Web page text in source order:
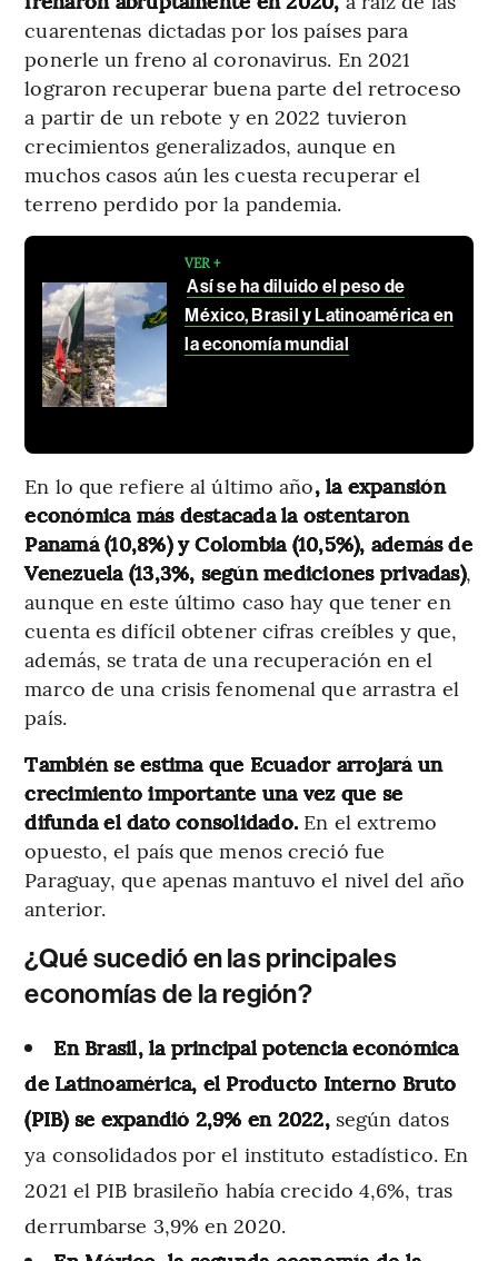
cuarentenas dictadas por los países para
ponerle un freno al coronavirus. En 2021
lograron recuperar buena parte del retroceso
a partir de un rebote y en 2022 tuvieron
crecimientos generalizados, aunque en
muchos casos aún les cuesta recuperar el
terreno perdido por la pandemia.
VER +
Así se ha diluido el peso de
México, Brasil y Latinoamérica en
la economía mundial
En lo que refiere al último año, la expansión
económica más destacada la ostentaron
Panamá (10,8%) y Colombia (10,5%), además de
Venezuela (13,3%, según mediciones privadas),
aunque en este último caso hay que tener en
cuenta es difícil obtener cifras creíbles y que,
además, se trata de una recuperación en el
marco de una crisis fenomenal que arrastra el
país.
También se estima que Ecuador arrojará un
crecimiento importante una vez que se
difunda el dato consolidado. En el extremo
opuesto, el país que menos creció fue
Paraguay, que apenas mantuvo el nivel del año
anterior.
¿Qué sucedió en las principales
economías de la región?
En Brasil, la principal potencia económica
de Latinoamérica, el Producto Interno Bruto
(PIB) se expandió 2,9% en 2022,según datos
ya consolidados por el instituto estadístico. En
2021 el PIB brasileño había crecido 4,6%, tras
derrumbarse 3,9% en 2020.